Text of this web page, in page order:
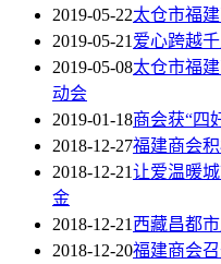
2019-05-22太仓市福
2019-05-21爱心跨越
2019-05-08太仓市福
动会
2019-01-18商会获“四
2018-12-27福建商会
2018-12-21让爱温暖
金
2018-12-21西藏昌都
2018-12-20福建商会